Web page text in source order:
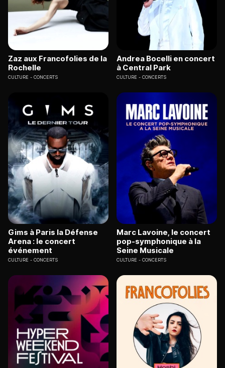
Zaz aux Francofolies de la
Rochelle
CULTURE CONCERTS
Andrea Bocelli en concert
à Central Park
CULTURE CONCERTS
Gims à Paris la Défense
Arena : le concert
événement
CULTURE CONCERTS
Marc Lavoine, le concert
pop-symphonique à la
Seine Musicale
CULTURE CONCERTS